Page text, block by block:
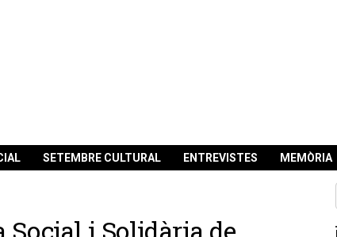
SETEMBRE CULTURAL ENTREVISTES MEMÒRIA